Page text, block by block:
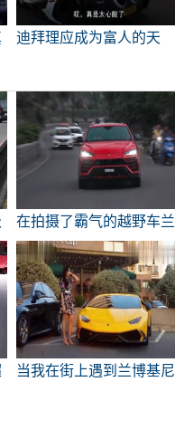
迪拜理应成为富人的天
号称是世界上最快的跑
车。
在拍摄了霸气的越野车兰
博基尼后
当我在街上遇到兰博基尼